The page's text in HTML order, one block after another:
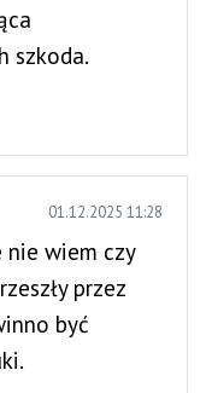
szkoda.
01.12.2025 11:28
wiem czy
przez
być